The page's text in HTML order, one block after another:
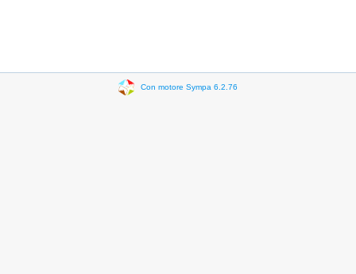
Con motore Sympa 6.2.76